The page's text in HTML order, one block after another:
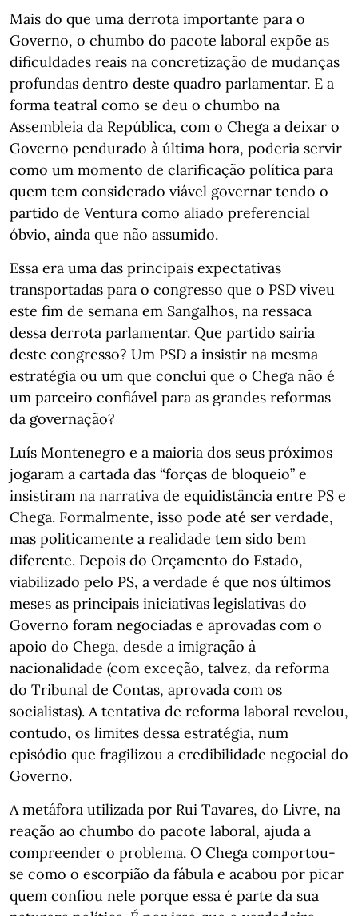
Mais do que uma derrota importante para o
Governo, o chumbo do pacote laboral expõe as
dificuldades reais na concretização de mudanças
profundas dentro deste quadro parlamentar. E a
forma teatral como se deu o chumbo na
Assembleia da República, com o Chega a deixar o
Governo pendurado à última hora, poderia servir
como um momento de clarificação política para
quem tem considerado viável governar tendo o
partido de Ventura como aliado preferencial
óbvio, ainda que não assumido.
Essa era uma das principais expectativas
transportadas para o congresso que o PSD viveu
este fim de semana em Sangalhos, na ressaca
dessa derrota parlamentar. Que partido sairia
deste congresso? Um PSD a insistir na mesma
estratégia ou um que conclui que o Chega não é
um parceiro confiável para as grandes reformas
da governação?
Luís Montenegro e a maioria dos seus próximos
jogaram a cartada das “forças de bloqueio” e
insistiram na narrativa de equidistância entre PS e
Chega. Formalmente, isso pode até ser verdade,
mas politicamente a realidade tem sido bem
diferente. Depois do Orçamento do Estado,
viabilizado pelo PS, a verdade é que nos últimos
meses as principais iniciativas legislativas do
Governo foram negociadas e aprovadas com o
apoio do Chega, desde a imigração à
nacionalidade (com exceção, talvez, da reforma
do Tribunal de Contas, aprovada com os
socialistas). A tentativa de reforma laboral revelou,
contudo, os limites dessa estratégia, num
episódio que fragilizou a credibilidade negocial do
Governo.
A metáfora utilizada por Rui Tavares, do Livre, na
reação ao chumbo do pacote laboral, ajuda a
compreender o problema. O Chega comportou-
se como o escorpião da fábula e acabou por picar
quem confiou nele porque essa é parte da sua